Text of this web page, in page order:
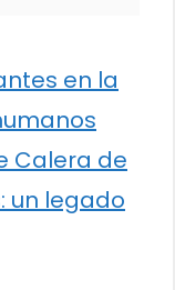
en la
Calera de
un legado